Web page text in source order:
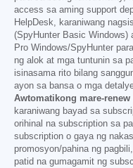
access sa aming support
HelpDesk, karaniwang
(SpyHunter Basic Windows)
Pro Windows/SpyHunter
ng alok at mga tuntunin sa
isinasama rito bilang
ayon sa bansa o mga
Awtomatikong mare-renew
karaniwang bayad sa
orihinal na subscription sa
subscription o gaya ng
promosyon/pahina ng
patid na gumagamit ng